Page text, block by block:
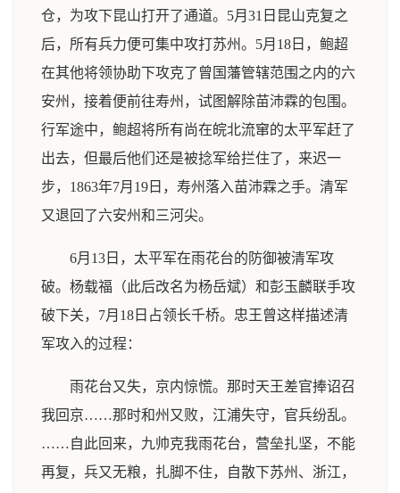
仓，为攻下昆山打开了通道。5月31日昆山克复之
后，所有兵力便可集中攻打苏州。5月18日，鲍超
在其他将领协助下攻克了曾国藩管辖范围之内的六
安州，接着便前往寿州，试图解除苗沛霖的包围。
行军途中，鲍超将所有尚在皖北流窜的太平军赶了
出去，但最后他们还是被捻军给拦住了，来迟一
步，1863年7月19日，寿州落入苗沛霖之手。清军
又退回了六安州和三河尖。
6月13日，太平军在雨花台的防御被清军攻
破。杨载福（此后改名为杨岳斌）和彭玉麟联手攻
破下关，7月18日占领长千桥。忠王曾这样描述清
军攻入的过程：
雨花台又失，京内惊慌。那时天王差官捧诏召
我回京……那时和州又败，江浦失守，官兵纷乱。
……自此回来，九帅克我雨花台，营垒扎坚，不能
再复，兵又无粮，扎脚不住，自散下苏州、浙江，